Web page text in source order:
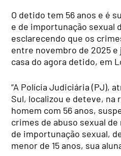
O detido tem 56 anos e é
e de importunação sexual
esclarecendo que os
entre novembro de 2025 e
casa do agora detido, em
“A Polícia Judiciária (PJ),
Sul, localizou e deteve, na
homem com 56 anos,
crimes de abuso sexual
de importunação sexual,
menor de 15 anos, sua